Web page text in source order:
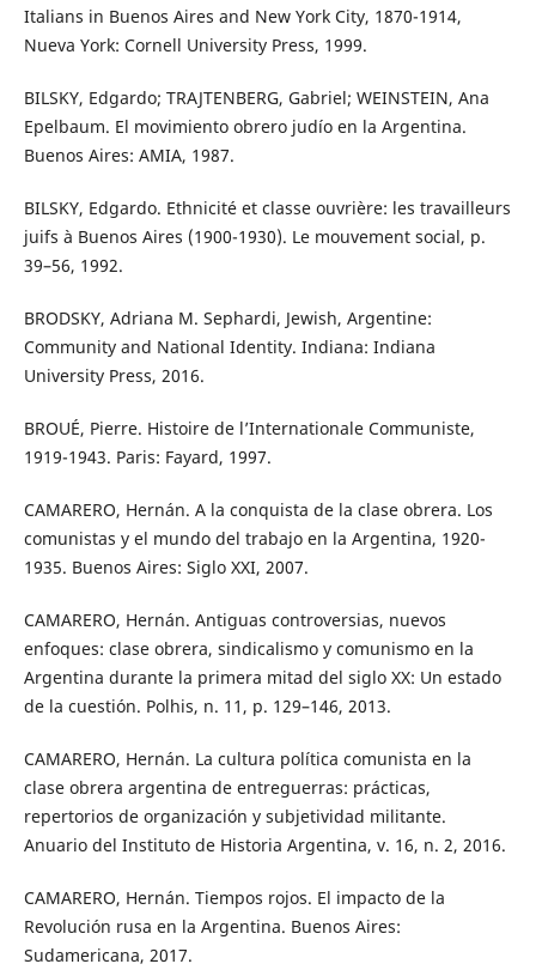
Italians in Buenos Aires and New York City, 1870-1914,
Nueva York: Cornell University Press, 1999.
BILSKY, Edgardo; TRAJTENBERG, Gabriel; WEINSTEIN, Ana
Epelbaum. El movimiento obrero judío en la Argentina.
Buenos Aires: AMIA, 1987.
BILSKY, Edgardo. Ethnicité et classe ouvrière: les travailleurs
juifs à Buenos Aires (1900-1930). Le mouvement social, p.
39–56, 1992.
BRODSKY, Adriana M. Sephardi, Jewish, Argentine:
Community and National Identity. Indiana: Indiana
University Press, 2016.
BROUÉ, Pierre. Histoire de l’Internationale Communiste,
1919-1943. Paris: Fayard, 1997.
CAMARERO, Hernán. A la conquista de la clase obrera. Los
comunistas y el mundo del trabajo en la Argentina, 1920-
1935. Buenos Aires: Siglo XXI, 2007.
CAMARERO, Hernán. Antiguas controversias, nuevos
enfoques: clase obrera, sindicalismo y comunismo en la
Argentina durante la primera mitad del siglo XX: Un estado
de la cuestión. Polhis, n. 11, p. 129–146, 2013.
CAMARERO, Hernán. La cultura política comunista en la
clase obrera argentina de entreguerras: prácticas,
repertorios de organización y subjetividad militante.
Anuario del Instituto de Historia Argentina, v. 16, n. 2, 2016.
CAMARERO, Hernán. Tiempos rojos. El impacto de la
Revolución rusa en la Argentina. Buenos Aires:
Sudamericana, 2017.